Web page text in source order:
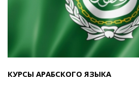
КУРСЫ АРАБСКОГО ЯЗЫКА